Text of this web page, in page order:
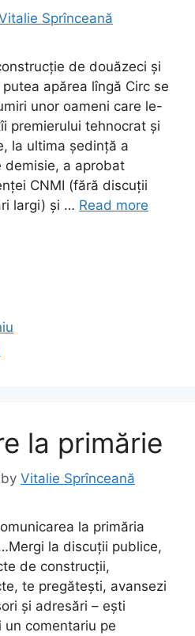
Sprînceană
de douăzeci și
apărea lîngă Circ se
unor oameni care le-
premierului tehnocrat și
la ultima ședință a
demisie, a aprobat
CNMI (fără discuții
largi) și … Read more
la primărie
by Vitalie Sprînceană
la primăria
la discuții publice,
de construcții,
te pregătești, avansezi
și adresări – ești
comentariu pe